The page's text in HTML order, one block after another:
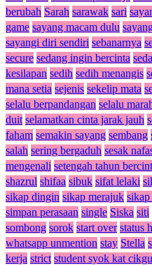
berubah Sarah sarawak sari
game sayang macam dulu
sayangi diri sendiri sebanarnya
secure sedang ingin bercinta
kesilapan sedih sedih menangis
mana setia sejenis sekelip mata
selalu berpandangan selalu
duit selamatkan cinta jarak jauh
faham semakin sayang sembang
salah sering bergaduh sesak
mengenali setengah tahun
shazrul shifaa sibuk sifat lelaki
sikap dingin sikap merajuk sikap
simpan perasaan single Siska siti
sombong sorok start over status
whatsapp unmention stay Stella
kerja strict student syok kat cikgu